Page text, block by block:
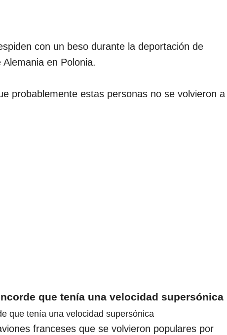
con un beso durante la deportación de
en Polonia.
probablemente estas personas no se volvieron a
que tenía una velocidad supersónica
franceses que se volvieron populares por